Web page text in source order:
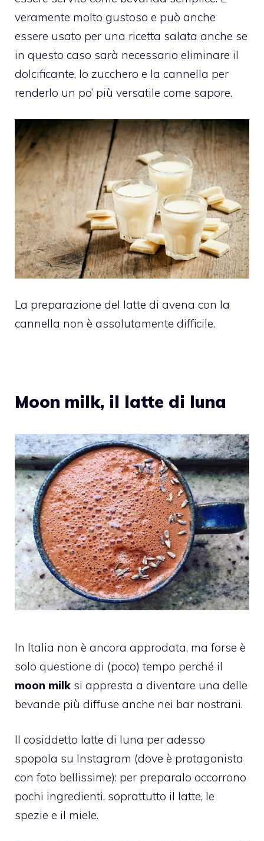
veramente molto gustoso e può anche
essere usato per una ricetta salata anche se
in questo caso sarà necessario eliminare il
dolcificante, lo zucchero e la cannella per
renderlo un po’ più versatile come sapore.
La preparazione del latte di avena con la
cannella non è assolutamente difficile.
Moon milk, il latte di luna
In Italia non è ancora approdata, ma forse è
solo questione di (poco) tempo perché il
moon milk si appresta a diventare una delle
bevande più diffuse anche nei bar nostrani.
Il cosiddetto latte di luna per adesso
spopola su Instagram (dove è protagonista
con foto bellissime): per preparalo occorrono
pochi ingredienti, soprattutto il latte, le
spezie e il miele.